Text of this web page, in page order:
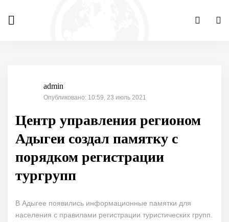
admin
Опубликовано: 10:59, 23 июль 2021
Центр управления регионом
Адыгеи создал памятку с
порядком регистрации
тургрупп
В Адыгее появились информационные памятки для
населения с правилами регистрации туристических групп.